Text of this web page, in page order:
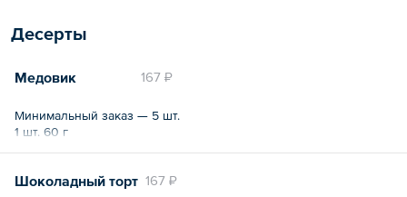
Десерты
167 ₽
Медовик
Минимальный заказ — 5 шт.
1 шт. 60 г
167 ₽
Шоколадный торт